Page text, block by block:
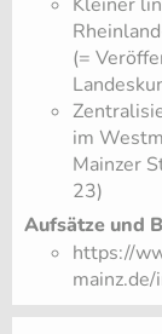
​Kleiner
(=
im
Mainzer
23)
Aufsätze und
https://